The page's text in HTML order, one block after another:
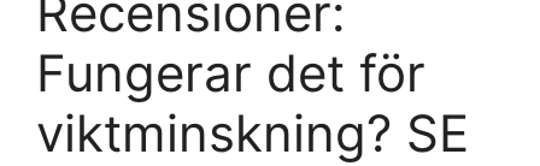
Recensioner:
Fungerar det för
viktminskning? SE